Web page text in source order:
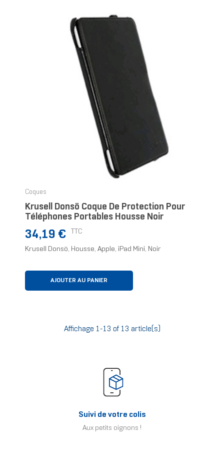
Coques
Krusell Donsö Coque De Protection Pour
Téléphones Portables Housse Noir
Prix
34,19 € TTC
Krusell Donsö, Housse, Apple, iPad Mini, Noir
AJOUTER AU PANIER
Affichage 1-13 of 13 article(s)
Suivi de votre colis
Aux petits oignons !